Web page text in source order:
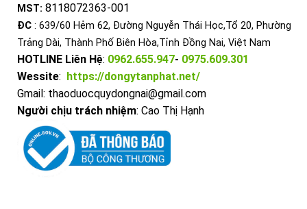
MST: 8118072363-001
ĐC : 639/60 Hẻm 62, Đường Nguyễn Thái Học,Tổ 20, Phường
Trảng Dài, Thành Phố Biên Hòa,Tỉnh Đồng Nai, Việt Nam
HOTLINE Liên Hệ: 0962.655.947- 0975.609.301
Wessite: https://dongytanphat.net/
Gmail: thaoduocquydongnai@gmail.com
Người chịu trách nhiệm: Cao Thị Hạnh